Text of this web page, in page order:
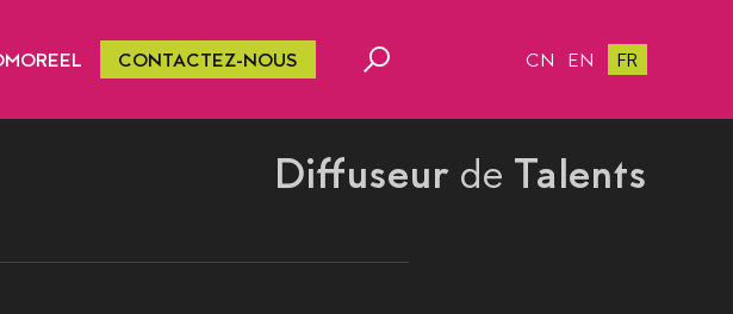
CONTACTEZ-NOUS CN EN FR
Diffuseur de Talents